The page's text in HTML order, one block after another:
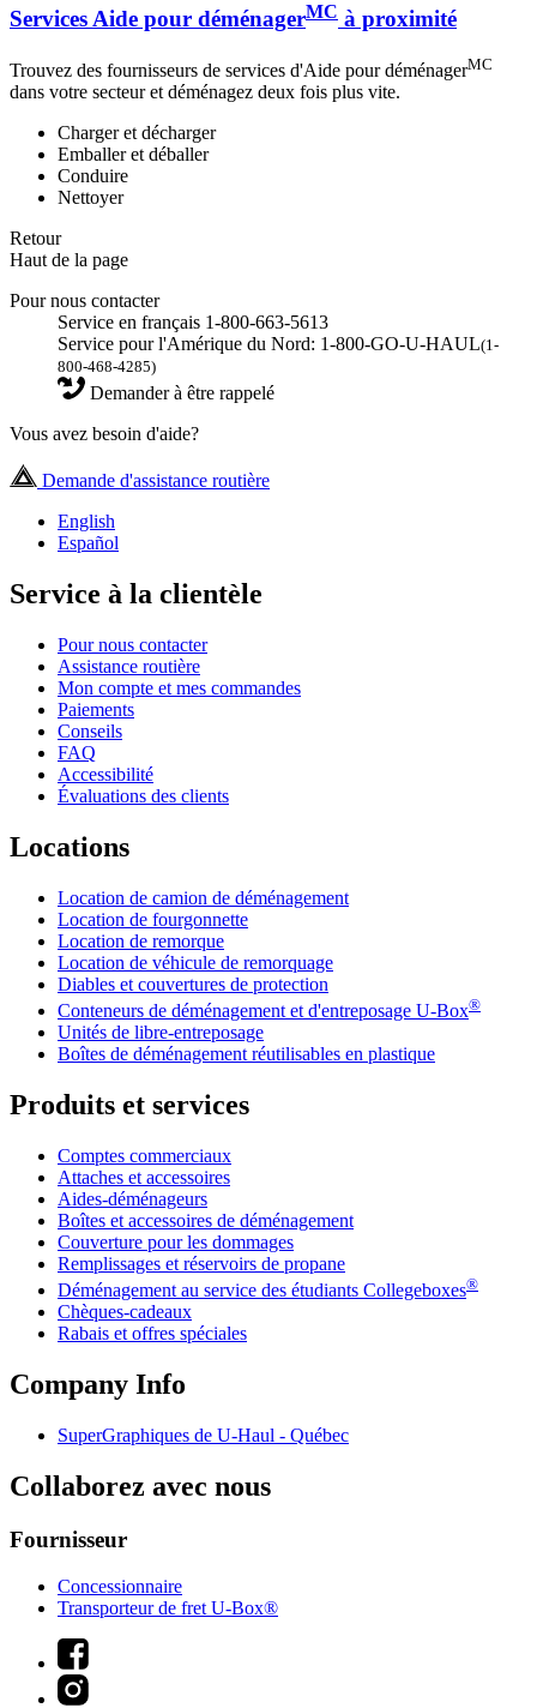
Services Aide pour déménagerMC à proximité
Trouvez des fournisseurs de services d'Aide pour déménagerMC
dans votre secteur et déménagez deux fois plus vite.
Charger et décharger
Emballer et déballer
Conduire
Nettoyer
Retour
Haut de la page
Pour nous contacter
Service en français 1-800-663-5613
Service pour l'Amérique du Nord: 1-800-GO-U-HAUL(1-
800-468-4285)
Demander à être rappelé
Vous avez besoin d'aide?
Demande d'assistance routière
English
Español
Service à la clientèle
Pour nous contacter
Assistance routière
Mon compte et mes commandes
Paiements
Conseils
FAQ
Accessibilité
Évaluations des clients
Locations
Location de camion de déménagement
Location de fourgonnette
Location de remorque
Location de véhicule de remorquage
Diables et couvertures de protection
Conteneurs de déménagement et d'entreposage U-Box®
Unités de libre-entreposage
Boîtes de déménagement réutilisables en plastique
Produits et services
Comptes commerciaux
Attaches et accessoires
Aides-déménageurs
Boîtes et accessoires de déménagement
Couverture pour les dommages
Remplissages et réservoirs de propane
Déménagement au service des étudiants Collegeboxes®
Chèques-cadeaux
Rabais et offres spéciales
Company Info
SuperGraphiques de U-Haul - Québec
Collaborez avec nous
Fournisseur
Concessionnaire
Transporteur de fret U-Box®